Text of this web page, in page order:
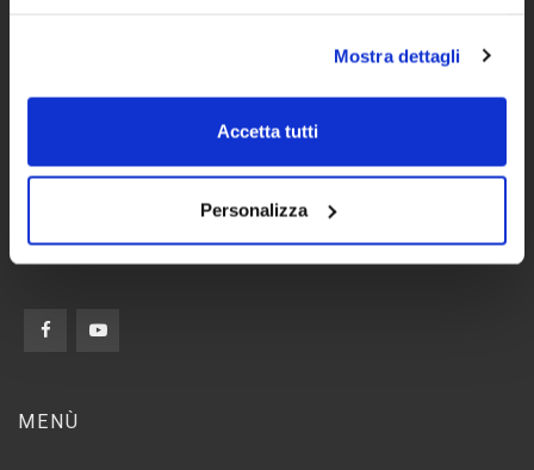
Mostra dettagli
Accetta tutti
Personalizza
Stosa Cucine Milano, le migliori cucine Stosa vicino a te
MENÙ